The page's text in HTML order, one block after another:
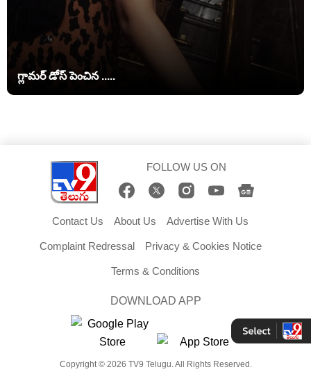
గ్లామర్ డోస్ పెంచిన .....
FOLLOW US ON
Contact Us About Us Advertise With Us
Complaint Redressal Privacy & Cookies Notice
Terms & Conditions
DOWNLOAD APP
Copyright © 2026 TV9 Telugu. All Rights Reserved.